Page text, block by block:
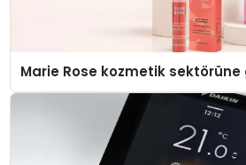
Marie Rose kozmetik sektörüne